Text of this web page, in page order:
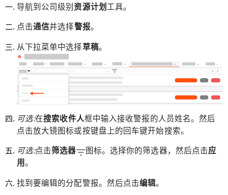
导航到公司级别资源计划 工具。
点击通信并选择警报。
从下拉菜单中选择草稿。
可选:在搜索收件人框中输入接收警报的人员姓名。然后
点击放大镜图标或按键盘上的回车键开始搜索。
可选:点击筛选器 图标。选择你的筛选器，然后点击应
用。
找到要编辑的分配警报。然后点击编辑。